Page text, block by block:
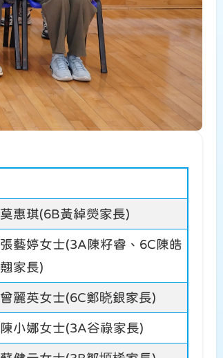
莫惠琪(6B黃綽熒家長)
張藝婷女士(3A陳籽睿、6C陳皓
翹家長)
曾麗英女士(6C鄭晓銀家長)
陳小娜女士(3A谷祿家長)